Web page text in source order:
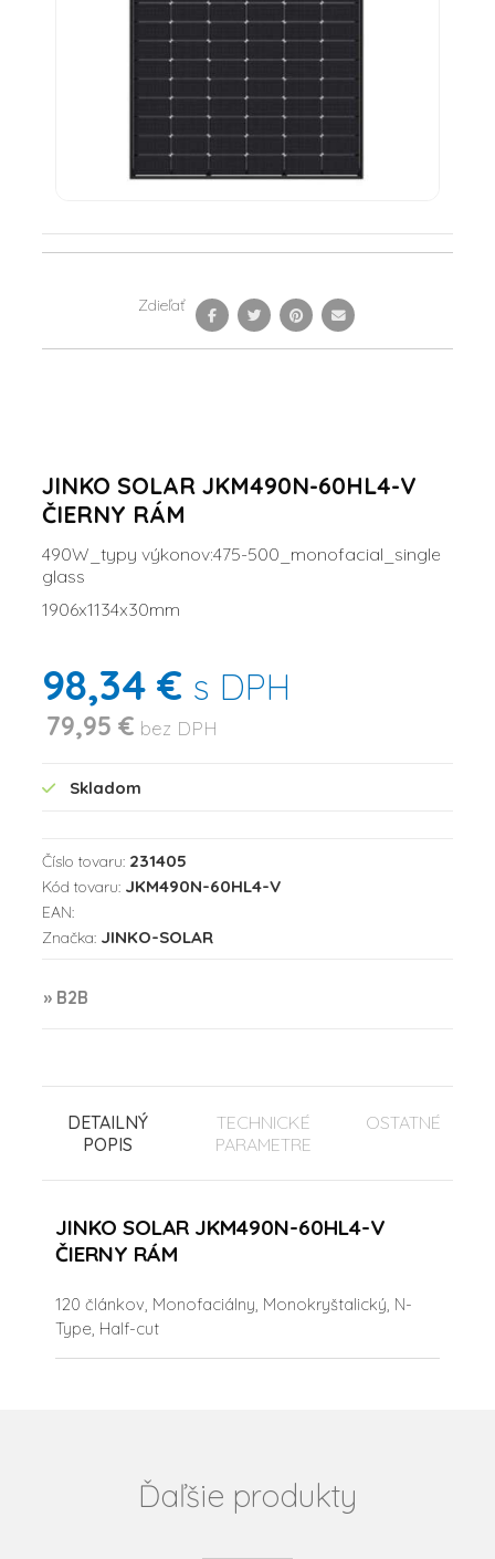
Zdieľať
JINKO SOLAR JKM490N-60HL4-V
ČIERNY RÁM
490W_typy výkonov:475-500_monofacial_single
glass
1906x1134x30mm
98,34 € s DPH
79,95 € bez DPH
Skladom
Číslo tovaru: 231405
Kód tovaru: JKM490N-60HL4-V
EAN:
Značka: JINKO-SOLAR
» B2B
DETAILNÝ
POPIS
TECHNICKÉ
PARAMETRE
OSTATNÉ
JINKO SOLAR JKM490N-60HL4-V
ČIERNY RÁM
120 článkov, Monofaciálny, Monokryštalický, N-
Type, Half-cut
Ďaľšie produkty